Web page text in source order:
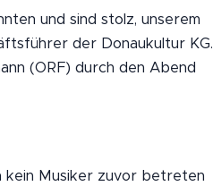
und sind stolz, unserem
der Donaukultur KG.
(ORF) durch den Abend
kein Musiker zuvor betreten